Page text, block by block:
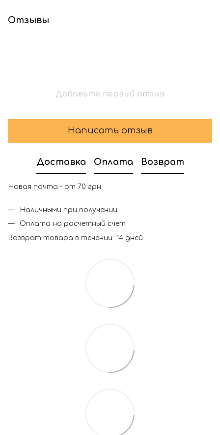
Отзывы
Добавьте первый отзыв
Написать отзыв
Доставка Оплата Возврат
Новая почта - от 70 грн.
Наличными при получении
Оплата на расчетный счет
Возврат товара в течении 14 дней